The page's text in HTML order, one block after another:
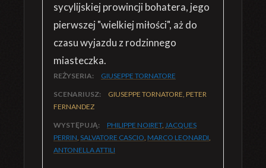
sycylijskiej prowincji bohatera, jego
pierwszej "wielkiej miłości", aż do
czasu wyjazdu z rodzinnego
miasteczka.
REŻYSERIA: GIUSEPPE TORNATORE
SCENARIUSZ:
GIUSEPPE TORNATORE, PETER
FERNANDEZ
WYSTĘPUJĄ: PHILIPPE NOIRET, JACQUES
PERRIN, SALVATORE CASCIO, MARCO LEONARDI,
ANTONELLA ATTILI